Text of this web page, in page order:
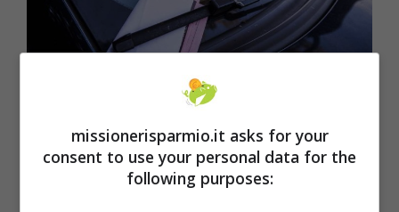
LEGGI ANCHE: 672 euro per un divieto di
missionerisparmio.it asks for your
consent to use your personal data for the
following purposes: